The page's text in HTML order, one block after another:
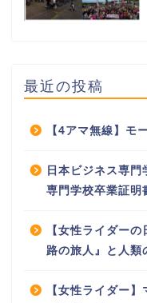
最近の投稿
【4アマ無線】モ
日本ビジネス専
専門学校卒業証明
【女性ライダー
路の旅人』と人類
【女性ライダー